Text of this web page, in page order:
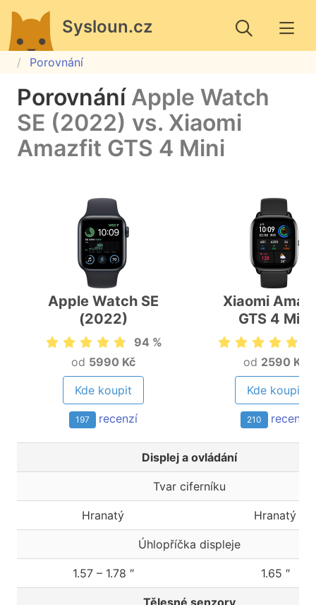
Sysloun.cz
Porovnání
Porovnání Apple Watch
SE (2022) vs. Xiaomi
Amazfit GTS 4 Mini
Apple Watch SE
(2022)
94 %
od 5990 Kč
Kde koupit
197 recenzí
Xiaomi
GTS 4 Mini
od 2590 Kč
Kde koupit
210 recenzí
Displej a ovládání
Tvar ciferníku
Hranatý Hranatý
Úhlopříčka displeje
1.57 – 1.78 ″ 1.65 ″
Tělesné senzory